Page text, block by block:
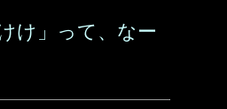
け」って、なー